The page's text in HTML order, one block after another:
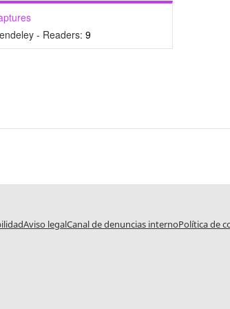
- Readers: 9
Aviso legalCanal de denuncias internoPolítica de